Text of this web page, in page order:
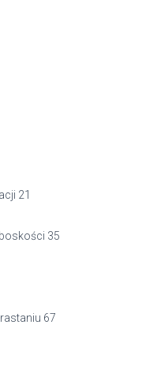
21
35
67